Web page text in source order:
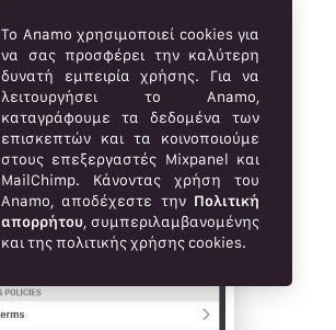
Το Anamo χρησιμοποιεί cookies για
να σας προσφέρει την καλύτερη
δυνατή εμπειρία χρήσης. Για να
λειτουργήσει το Anamo,
καταγράφουμε τα δεδομένα των
επισκεπτών και τα κοινοποιούμε
στους επεξεργαστές Mixpanel και
MailChimp. Κάνοντας χρήση του
Anamo, αποδέχεστε την Πολιτική
απορρήτου , συμπεριλαμβανομένης
και της πολιτικής χρήσης cookies.